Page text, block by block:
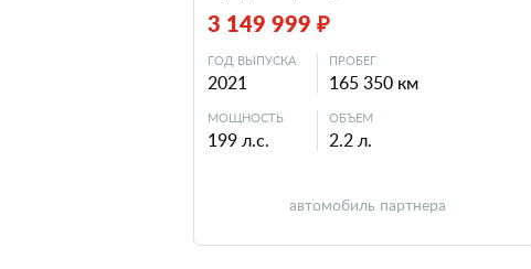
3 149 999 ₽
ГОД ВЫПУСКА
2021
ПРОБЕГ
165 350 км
МОЩНОСТЬ
199 л.с.
ОБЪЕМ
2.2 л.
автомобиль партнера